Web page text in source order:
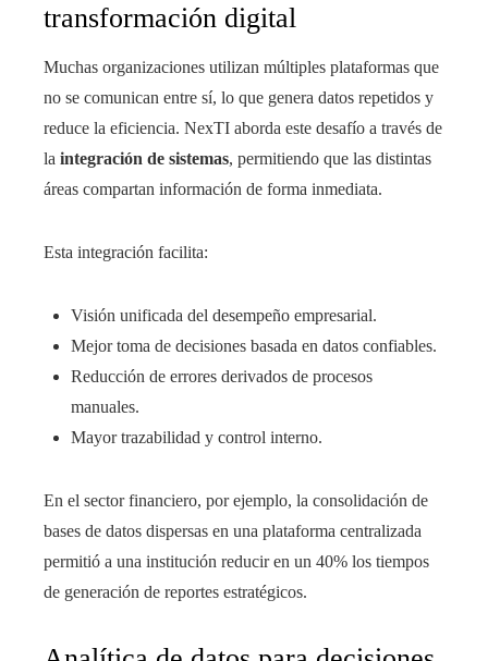
transformación digital
Muchas organizaciones utilizan múltiples plataformas que
no se comunican entre sí, lo que genera datos repetidos y
reduce la eficiencia. NexTI aborda este desafío a través de
la integración de sistemas, permitiendo que las distintas
áreas compartan información de forma inmediata.
Esta integración facilita:
Visión unificada del desempeño empresarial.
Mejor toma de decisiones basada en datos confiables.
Reducción de errores derivados de procesos
manuales.
Mayor trazabilidad y control interno.
En el sector financiero, por ejemplo, la consolidación de
bases de datos dispersas en una plataforma centralizada
permitió a una institución reducir en un 40% los tiempos
de generación de reportes estratégicos.